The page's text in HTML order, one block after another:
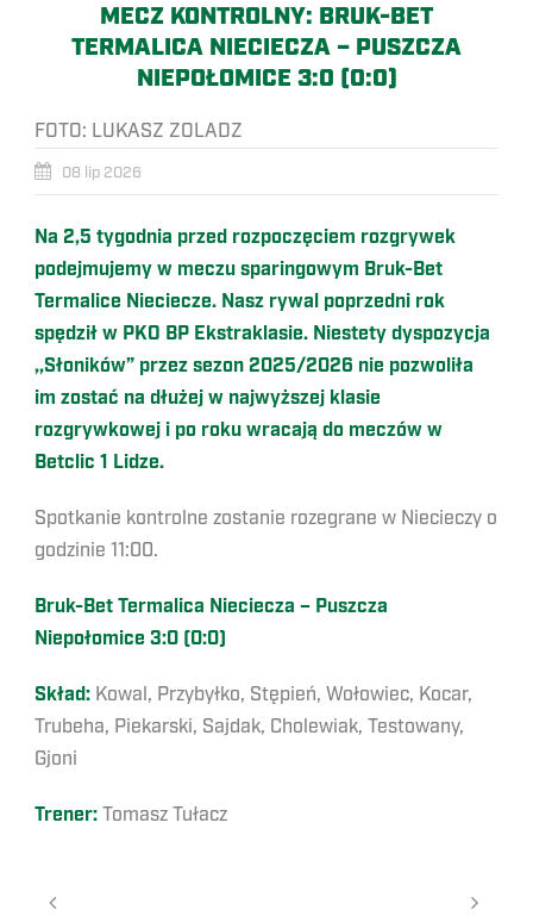
MECZ KONTROLNY: BRUK-BET
TERMALICA NIECIECZA – PUSZCZA
NIEPOŁOMICE 3:0 (0:0)
FOTO: LUKASZ ZOLADZ
08 lip 2026
Na 2,5 tygodnia przed rozpoczęciem rozgrywek
podejmujemy w meczu sparingowym Bruk-Bet
Termalice Nieciecze. Nasz rywal poprzedni rok
spędził w PKO BP Ekstraklasie. Niestety dyspozycja
,,Słoników” przez sezon 2025/2026 nie pozwoliła
im zostać na dłużej w najwyższej klasie
rozgrywkowej i po roku wracają do meczów w
Betclic 1 Lidze.
Spotkanie kontrolne zostanie rozegrane w Niecieczy o
godzinie 11:00.
Bruk-Bet Termalica Nieciecza – Puszcza
Niepołomice 3:0 (0:0)
Skład: Kowal, Przybyłko, Stępień, Wołowiec, Kocar,
Trubeha, Piekarski, Sajdak, Cholewiak, Testowany,
Gjoni
Trener: Tomasz Tułacz